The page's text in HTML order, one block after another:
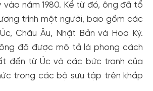
vào năm 1980. Kể từ đó, ông đã tổ
trình một người, bao gồm các
Châu Âu, Nhật Bản và Hoa Kỳ.
đã được mô tả là phong cách
đến từ Úc và các bức tranh của
trong các bộ sưu tập trên khắp